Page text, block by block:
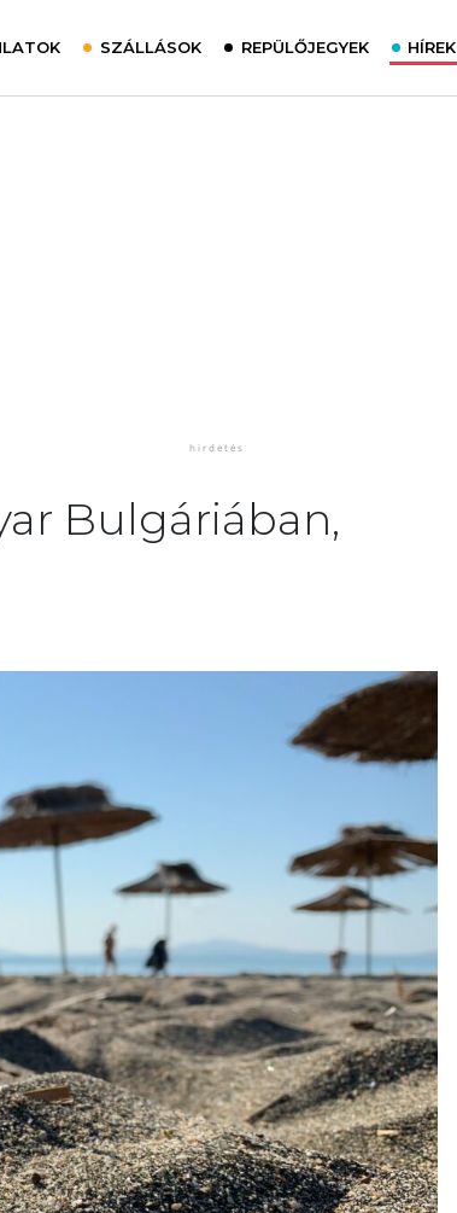
SZÁLLÁSOK REPÜLŐJEGYEK HÍREK
Bulgáriában,